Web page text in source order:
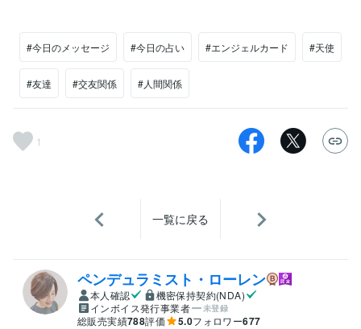
#今日のメッセージ #今日の占い #エンジェルカード #天使
#友達 #交友関係 #人間関係
1
一覧に戻る
ペンデュラミスト・ローレン
本人確認
機密保持契約(NDA)
インボイス発行事業者
未登録
総販売実績788評価 5.0フォロワー677